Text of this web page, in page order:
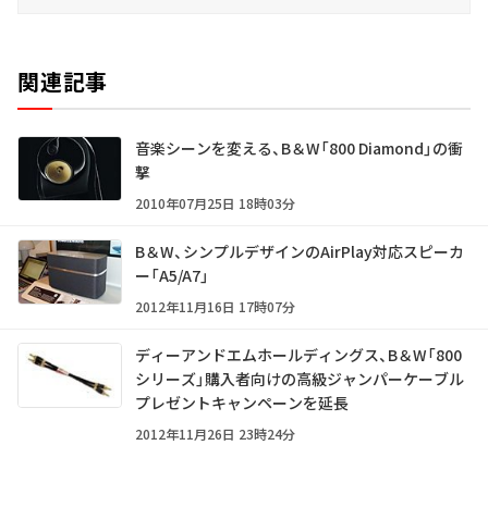
関連記事
音楽シーンを変える、B＆W「800 Diamond」の衝
撃
2010年07月25日 18時03分
B＆W、シンプルデザインのAirPlay対応スピーカ
ー「A5/A7」
2012年11月16日 17時07分
ディーアンドエムホールディングス、B＆W「800
シリーズ」購入者向けの高級ジャンパーケーブル
プレゼントキャンペーンを延長
2012年11月26日 23時24分